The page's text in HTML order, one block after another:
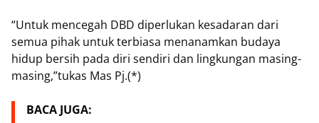
“Untuk mencegah DBD diperlukan kesadaran dari
semua pihak untuk terbiasa menanamkan budaya
hidup bersih pada diri sendiri dan lingkungan masing-
masing,”tukas Mas Pj.(*)
BACA JUGA: